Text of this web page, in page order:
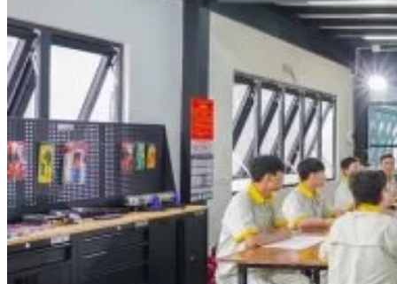
Nhạc Công Chuyên Nghiệp
Ca Sĩ Chuyên Nghiệp
Học Đàn Violin
Học Violin Cover
Học Đàn Piano
Học Piano Đệm Hát
Học Piano Trẻ Em
Học Đàn Guitar
Học Guitar Đệm Hát
Học Electric Guitar (Guitar Điện)
Học Electric Guitar Cover
Học Keyboard
Học Đánh Trống Jazz
Học Thanh Nhạc
Học Thanh Nhạc Trẻ Em
Học Hát Hay Như Thần Tượng